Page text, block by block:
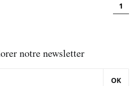
1
notre newsletter
OK